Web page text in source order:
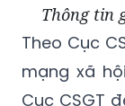
Thông tin
Theo Cục
mạng xã
Cục CSGT